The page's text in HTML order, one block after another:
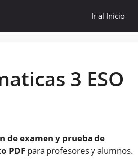
Ir al Inicio
3 ESO
de examen y prueba de
PDF para profesores y alumnos.